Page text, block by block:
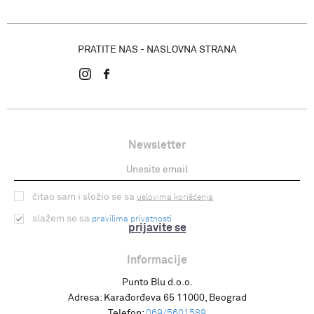
PRATITE NAS - NASLOVNA STRANA
Newsletter
prijavite se
čitao sam i složio se sa uslovima korišćenja
slažem se sa pravilima privatnosti
Informacije
Punto Blu d.o.o.
Adresa: Karađorđeva 65 11000, Beograd